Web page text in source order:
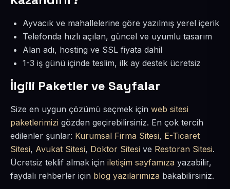
Ayvacık ve mahallelerine göre yazılmış yerel içerik
Telefonda hızlı açılan, güncel ve uyumlu tasarım
Alan adı, hosting ve SSL fiyata dahil
1-3 iş günü içinde teslim, ilk ay destek ücretsiz
İlgili Paketler ve Sayfalar
Size en uygun çözümü seçmek için web sitesi
paketlerimizi gözden geçirebilirsiniz. En çok tercih
edilenler şunlar: Kurumsal Firma Sitesi, E-Ticaret
Sitesi, Avukat Sitesi, Doktor Sitesi ve Restoran Sitesi.
Ücretsiz teklif almak için iletişim sayfamıza yazabilir,
faydalı rehberler için blog yazılarımıza bakabilirsiniz.